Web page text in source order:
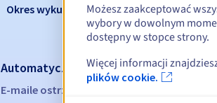
Okres wykupu
Automatyczne powiadomienia:
E-maile ostrzegawcze:
Możesz zaakceptować
wybory w dowolnym
dostępny w stopce strony.
Więcej informacji
plików cookie.